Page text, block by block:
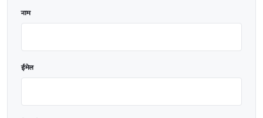
नाम
ईमेल